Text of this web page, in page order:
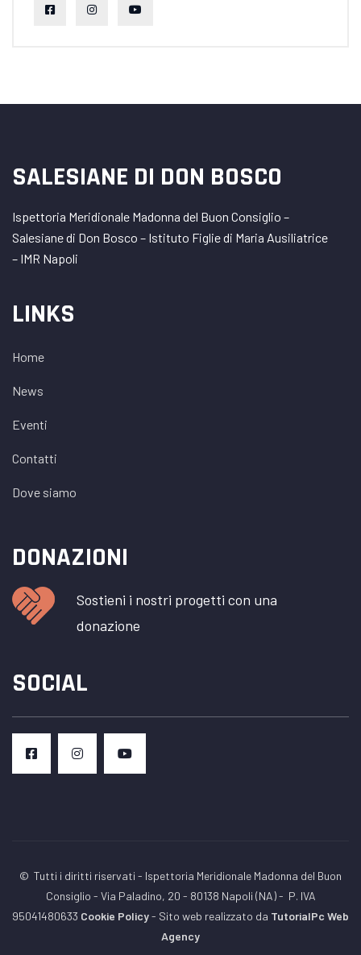
SALESIANE DI DON BOSCO
Ispettoria Meridionale Madonna del Buon Consiglio –
Salesiane di Don Bosco – Istituto Figlie di Maria Ausiliatrice
– IMR Napoli
LINKS
Home
News
Eventi
Contatti
Dove siamo
DONAZIONI
Sostieni i nostri progetti con una
donazione
SOCIAL
© Tutti i diritti riservati - Ispettoria Meridionale Madonna del Buon
Consiglio - Via Paladino, 20 - 80138 Napoli (NA) - P. IVA
95041480633 Cookie Policy- Sito web realizzato da TutorialPc Web
Agency